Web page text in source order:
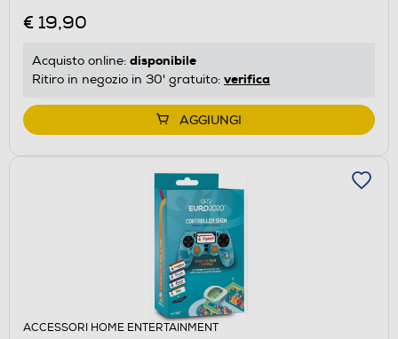
€ 19,90
Acquisto online: disponibile
Ritiro in negozio in 30' gratuito: verifica
AGGIUNGI
ACCESSORI HOME ENTERTAINMENT